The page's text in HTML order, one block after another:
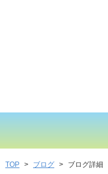
TOP > ブログ > ブログ詳細